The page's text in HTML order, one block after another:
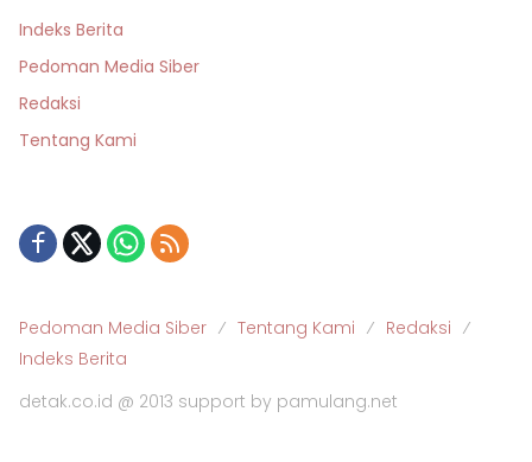
Indeks Berita
Pedoman Media Siber
Redaksi
Tentang Kami
Pedoman Media Siber Tentang Kami
Redaksi
Indeks Berita
detak.co.id @ 2013 support by pamulang.net